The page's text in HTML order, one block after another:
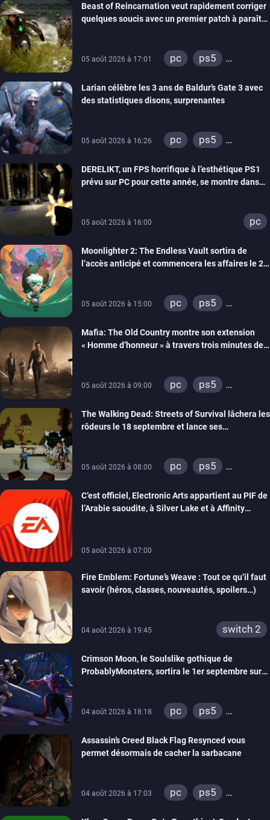
Beast of Reincarnation veut rapidement corriger
quelques soucis avec un premier patch à paraître
05 août 2026 à 17:01 pc
ps5
Larian célèbre les 3 ans de Baldur’s Gate 3 avec
des statistiques disons, surprenantes
05 août 2026 à 16:26 pc
ps5
DERELIKT, un FPS horrifique à l’esthétique PS1
prévu sur PC pour cette année, se montre dans
05 août 2026 à 16:00 pc
Moonlighter 2: The Endless Vault sortira de
l’accès anticipé et commencera les affaires le 2
05 août 2026 à 15:00 pc
ps5
Mafia: The Old Country montre son extension
« Homme d’honneur » à travers trois minutes de
05 août 2026 à 09:00 pc
ps5
The Walking Dead: Streets of Survival lâchera les
rôdeurs le 18 septembre et lance ses
05 août 2026 à 08:00 pc
ps5
switch
switch 2
C’est officiel, Electronic Arts appartient au PIF de
l’Arabie saoudite, à Silver Lake et à Affinity
05 août 2026 à 07:00
Fire Emblem: Fortune’s Weave : Tout ce qu’il faut
savoir (héros, classes, nouveautés, spoilers…)
04 août 2026 à 19:45 switch 2
Crimson Moon, le Soulslike gothique de
ProbablyMonsters, sortira le 1er septembre sur
04 août 2026 à 18:18 pc
ps5
Assassin’s Creed Black Flag Resynced vous
permet désormais de cacher la sarbacane
04 août 2026 à 17:03 pc
ps5